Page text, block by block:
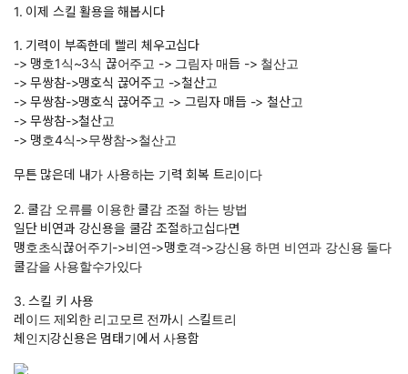
1. 이제 스킬 활용을 해봅시다
1. 기력이 부족한데 빨리 체우고십다
-> 맹호1식~3식 끊어주고 -> 그림자 매듭 -> 철산고
-> 무쌍참->맹호식 끊어주고 ->철산고
-> 무쌍참->맹호식 끊어주고 -> 그림자 매듭 -> 철산고
-> 무쌍참->철산고
-> 맹호4식->무쌍참->철산고
무튼 많은데 내가 사용하는 기력 회복 트리이다
2. 쿨감 오류를 이용한 쿨감 조절 하는 방법
일단 비연과 강신용을 쿨감 조절하고십다면
맹호초식끊어주기->비연->맹호격->강신용 하면 비연과 강신용 둘다
쿨감을 사용할수가있다
3. 스킬 키 사용
레이드 제외한 리고모르 전까시 스킬트리
체인지강신용은 멈태기에서 사용함